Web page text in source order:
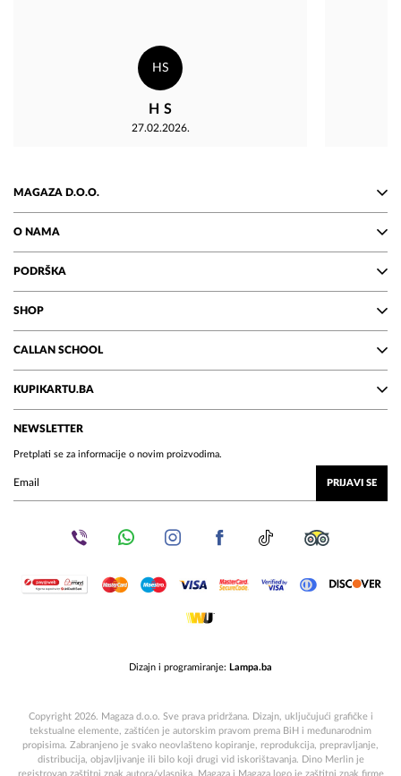
HS
H S
27.02.2026.
MAGAZA D.O.O.
O NAMA
PODRŠKA
SHOP
CALLAN SCHOOL
KUPIKARTU.BA
NEWSLETTER
Pretplati se za informacije o novim proizvodima.
PRIJAVI SE
Dizajn i programiranje: Lampa.ba
Copyright 2026. Magaza d.o.o. Sve prava pridržana. Dizajn, uključujući grafičke i
tekstualne elemente, zaštićen je autorskim pravom prema BiH i međunarodnim
propisima. Zabranjeno je svako neovlašteno kopiranje, reprodukcija, prepravljanje,
distribucija, objavljivanje ili bilo koji drugi vid iskorištavanja. Dino Merlin je
registrovan zaštitni znak autora/vlasnika. Magaza i Magaza logo je zaštitni znak firme